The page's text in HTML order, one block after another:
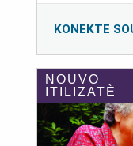
KONEKTE
NOUVO
ITILIZATÈ